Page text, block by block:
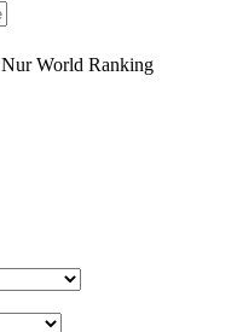
Nur World Ranking